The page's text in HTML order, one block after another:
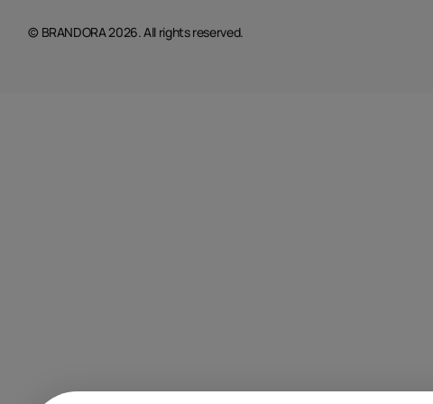
© BRANDORA 2026. All rights reserved.